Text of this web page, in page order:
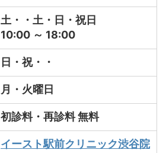
土・・土・日・祝日
10:00 ～ 18:00
日・祝・・
月・火曜日
初診料・再診料 無料
イースト駅前クリニック渋谷院